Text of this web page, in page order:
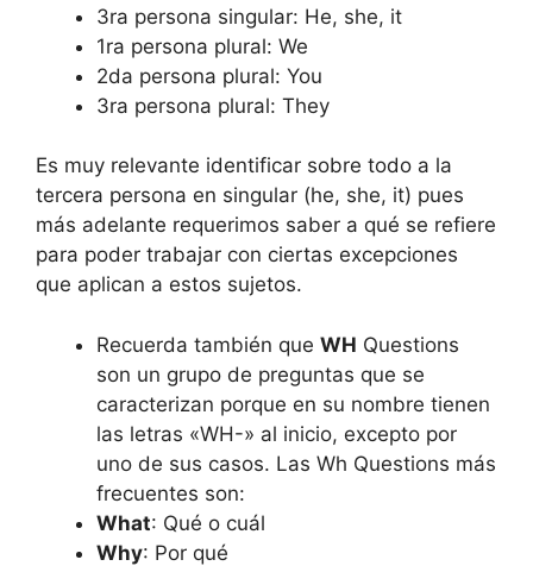
3ra persona singular: He, she, it
1ra persona plural: We
2da persona plural: You
3ra persona plural: They
Es muy relevante identificar sobre todo a la
tercera persona en singular (he, she, it) pues
más adelante requerimos saber a qué se refiere
para poder trabajar con ciertas excepciones
que aplican a estos sujetos.
Recuerda también que WH Questions
son un grupo de preguntas que se
caracterizan porque en su nombre tienen
las letras «WH-» al inicio, excepto por
uno de sus casos. Las Wh Questions más
frecuentes son:
What: Qué o cuál
Why: Por qué